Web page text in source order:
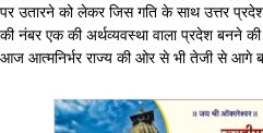
पर उतारने को लेकर जिस गति के साथ उत्तर
की नंबर एक की अर्थव्यवस्था वाला प्रदेश बनने
आज आत्मनिर्भर राज्य की ओर से भी तेजी से आगे